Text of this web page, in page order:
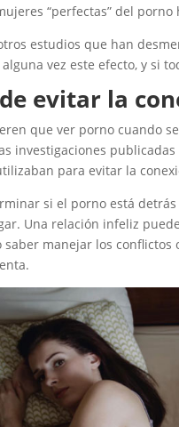
“perfectas” del
estudios que han
vez este efecto, y si
evitar la
que ver porno cuando
investigaciones
para evitar la
si el porno está
Una relación infeliz
saber manejar los